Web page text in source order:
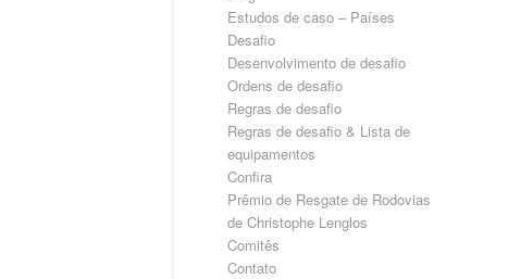
Estudos de caso – Países
Desafio
Desenvolvimento de desafio
Ordens de desafio
Regras de desafio
Regras de desafio & Lista de
equipamentos
Confira
Prêmio de Resgate de Rodovias
de Christophe Lenglos
Comitês
Contato